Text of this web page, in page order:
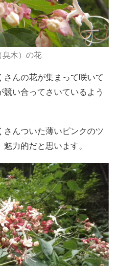
臭木）の花
んの花が集まって咲いて
い合ってさいているよう
んついた薄いピンクのツ
力的だと思います。